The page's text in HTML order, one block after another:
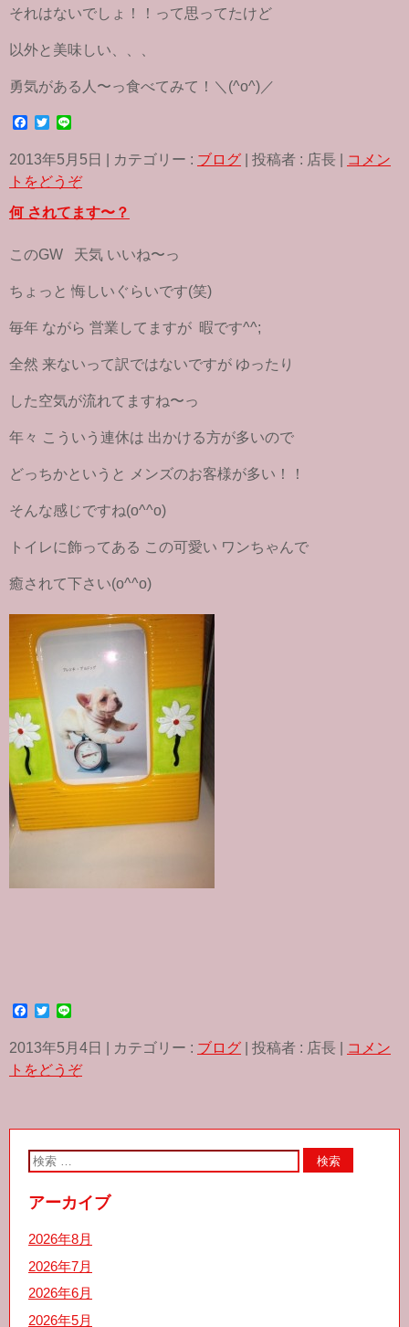
それはないでしょ！！って思ってたけど
以外と美味しい、、、
勇気がある人〜っ食べてみて！＼(^o^)／
c
e
b
o
k
T
i
t
t
r
n
e
2013年5月5日 カテゴリー : ブログ 投稿者 : 店長
コメン
トをどうぞ
何 されてます〜？
このGW 天気 いいね〜っ
ちょっと 悔しいぐらいです(笑)
毎年 ながら 営業してますが 暇です^^;
全然 来ないって訳ではないですが ゆったり
した空気が流れてますね〜っ
年々 こういう連休は 出かける方が多いので
どっちかというと メンズのお客様が多い！！
そんな感じですね(o^^o)
トイレに飾ってある この可愛い ワンちゃんで
癒されて下さい(o^^o)
c
e
b
T
i
t
t
n
e
2013年5月4日 カテゴリー : ブログ 投稿者 : 店長
コメン
トをどうぞ
アーカイブ
2026年8月
2026年7月
2026年6月
2026年5月